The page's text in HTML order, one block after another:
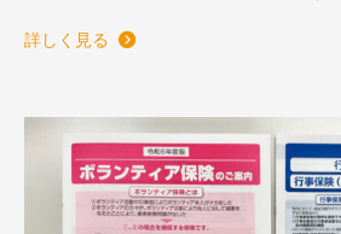
詳しく見る